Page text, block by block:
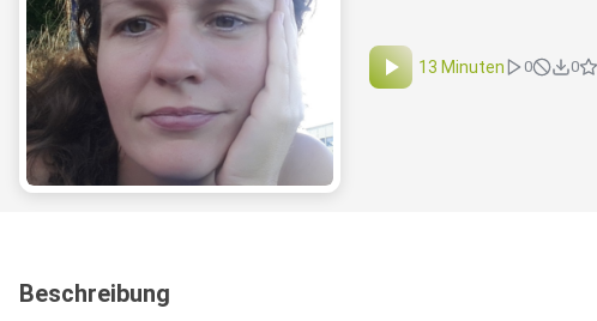
13 Minuten 0 0
Beschreibung